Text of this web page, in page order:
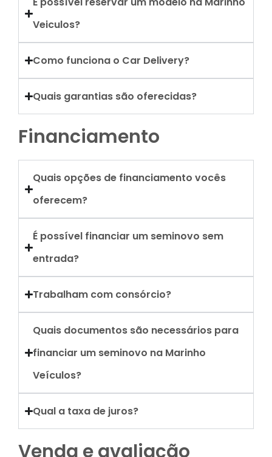
Veiculos?
Como funciona o Car Delivery?
Quais garantias são oferecidas?
Financiamento
Quais opções de financiamento vocês
oferecem?
É possível financiar um seminovo sem
entrada?
Trabalham com consórcio?
Quais documentos são necessários para
financiar um seminovo na Marinho
Veículos?
Qual a taxa de juros?
Venda e avaliação